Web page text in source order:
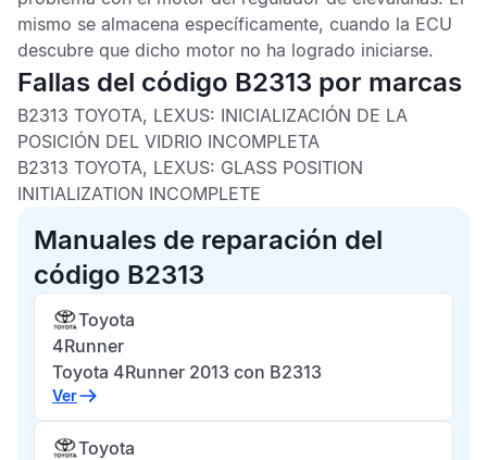
mismo se almacena específicamente, cuando la ECU
descubre que dicho motor no ha logrado iniciarse.
Fallas del código B2313 por marcas
B2313 TOYOTA, LEXUS: INICIALIZACIÓN DE LA
POSICIÓN DEL VIDRIO INCOMPLETA
B2313 TOYOTA, LEXUS: GLASS POSITION
INITIALIZATION INCOMPLETE
Manuales de reparación del
código B2313
Toyota
4Runner
Toyota 4Runner 2013 con B2313
Ver
Toyota